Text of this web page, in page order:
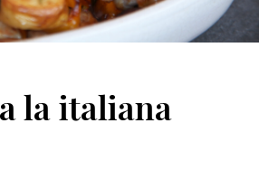
la italiana